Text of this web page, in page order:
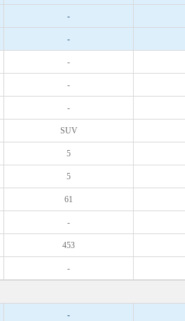
-
-
-
-
-
SUV
5
5
61
-
453
-
-